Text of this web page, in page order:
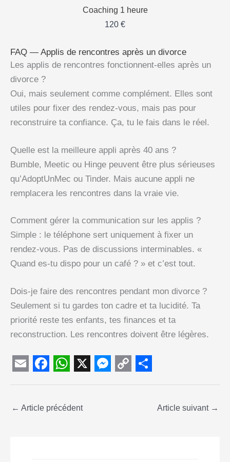
Coaching 1 heure
120 €
FAQ — Applis de rencontres après un divorce
Les applis de rencontres fonctionnent-elles après un
divorce ?
Oui, mais seulement comme complément. Elles sont
utiles pour fixer des rendez-vous, mais pas pour
reconstruire ta confiance. Ça, tu le fais dans le réel.
Quelle est la meilleure appli après 40 ans ?
Bumble, Meetic ou Hinge peuvent être plus sérieuses
qu’AdoptUnMec ou Tinder. Mais aucune appli ne
remplacera les rencontres dans la vraie vie.
Comment gérer la communication sur les applis ?
Simple : le téléphone sert uniquement à fixer un
rendez-vous. Pas de discussions interminables. «
Quand es-tu dispo pour un café ? » et c’est tout.
Dois-je faire des rencontres pendant mon divorce ?
Seulement si tu gardes ton cadre et ta lucidité. Ta
priorité reste tes enfants, tes finances et ta
reconstruction. Les rencontres doivent être légères.
E
a
F
c
W
a
X M C S
← Article précédent Article suivant →